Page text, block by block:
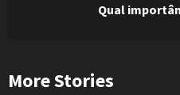
Qual
More Stories